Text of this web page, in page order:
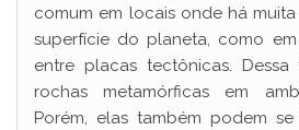
comum em locais onde há
superfície do planeta, como
entre placas tectônicas. Dessa
rochas metamórficas em
Porém, elas também podem